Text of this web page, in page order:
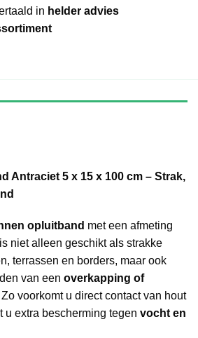
in helder advies
Antraciet 5 x 15 x 100 cm – Strak,
opluitband met een afmeting
is niet alleen geschikt als strakke
terrassen en borders, maar ook
van een overkapping of
voorkomt u direct contact van hout
u extra bescherming tegen vocht en